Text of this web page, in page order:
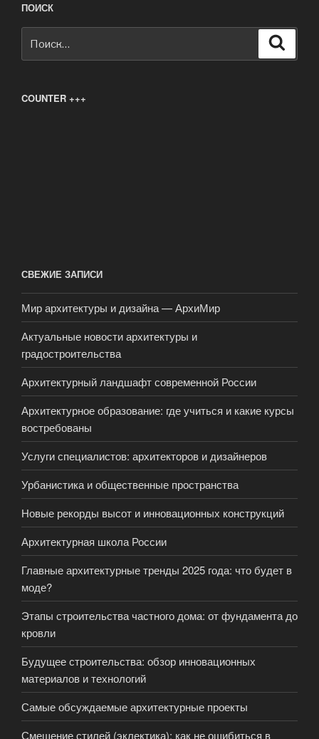
ПОИСК
COUNTER +++
СВЕЖИЕ ЗАПИСИ
Мир архитектуры и дизайна — АрхиМир
Актуальные новости архитектуры и
градостроительства
Архитектурный ландшафт современной России
Архитектурное образование: где учиться и какие курсы
востребованы
Услуги специалистов: архитекторов и дизайнеров
Урбанистика и общественные пространства
Новые рекорды высот и инновационных конструкций
Архитектурная школа России
Главные архитектурные тренды 2025 года: что будет в
моде?
Этапы строительства частного дома: от фундамента до
кровли
Будущее строительства: обзор инновационных
материалов и технологий
Самые обсуждаемые архитектурные проекты
Смешение стилей (эклектика): как не ошибиться в